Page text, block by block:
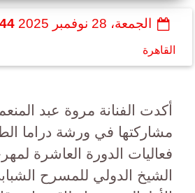
الجمعة، 28 نوفمبر 2025
القاهرة
أكدت الفنانة مروة عبد
مشاركتها في ورشة دراما
فعاليات الدورة العاشرة
الشيخ الدولي للمسرح